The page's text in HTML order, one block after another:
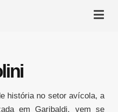
história no setor avícola, a
em Garibaldi, vem se